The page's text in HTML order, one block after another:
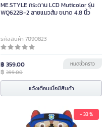
ME.STYLE กระดาน LCD Muticolor รุ่น
WQ622B-2 ลายแมวส้ม ขนาด 4.8 นิ้ว
รหัสสินค้า 7090823
฿ 359.00
฿ 399.00
หมดชั่วคราว
แจ้งเตือนเมื่อมีสินค้า
- 33 %